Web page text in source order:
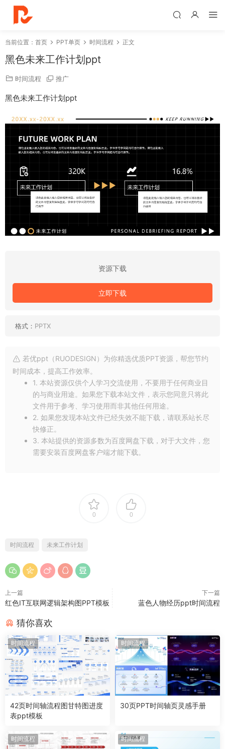
当前位置： 首页 PPT单页 时间流程 正文
黑色未来工作计划ppt
时间流程 推广
黑色未来工作计划ppt
资源下载
立即下载
格式： PPTX
若优ppt（RUODESIGN）为你精选优质PPT资源，帮您节约
时间成本，提高工作效率。
1. 本站资源仅供个人学习交流使用，不要用于任何商业目
的与商业用途。如果您下载本站文件，表示您同意只将此
文件用于参考、学习使用而非其他任何用途。
2. 如果您发现本站文件已经失效不能下载，请联系站长尽
快修正。
3. 本站提供的资源多数为百度网盘下载，对于大文件，您
需要安装百度网盘客户端才能下载。
0 0
时间流程 未来工作计划
上一篇
红色IT互联网逻辑架构图PPT模板
下一篇
蓝色人物经历ppt时间流程
猜你喜欢
时间流程
42页时间轴流程图甘特图进度
表ppt模板
时间流程
30页PPT时间轴页灵感手册
时间流程 时间流程